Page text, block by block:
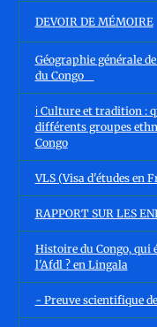
DEVOIR DE MÉMOIRE
Géographie générale
du Congo
ℹ️ Culture et tradition :
différents groupes
Congo
VLS (Visa d'études en
RAPPORT SUR LES
Histoire du Congo, qui
l'Afdl ? en Lingala
- Preuve scientifique